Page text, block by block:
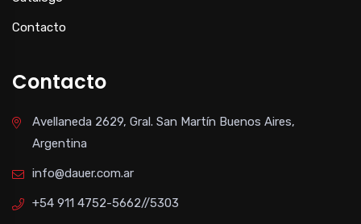
Contacto
Contacto
Avellaneda 2629, Gral. San Martín Buenos Aires,
Argentina
info@dauer.com.ar
+54 911 4752-5662//5303